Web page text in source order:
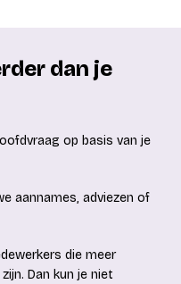
dan je
op basis van je
aannames, adviezen of
die meer
Dan kun je niet